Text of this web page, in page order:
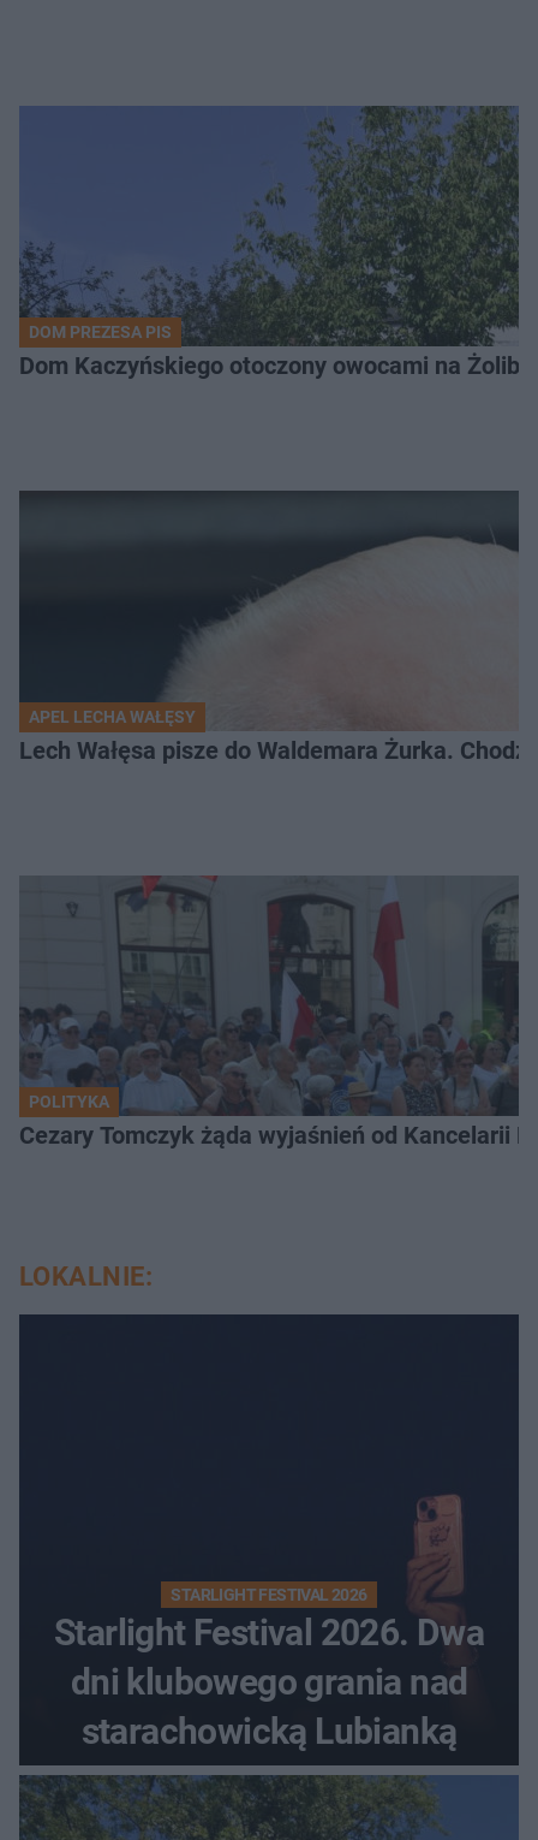
DOM PREZESA PIS
Dom Kaczyńskiego otoczony owocami na
APEL LECHA WAŁĘSY
Lech Wałęsa pisze do Waldemara Żurka.
POLITYKA
Cezary Tomczyk żąda wyjaśnień od Kancelarii
LOKALNIE:
STARLIGHT FESTIVAL 2026
Starlight Festival 2026. Dwa
dni klubowego grania nad
starachowicką Lubianką